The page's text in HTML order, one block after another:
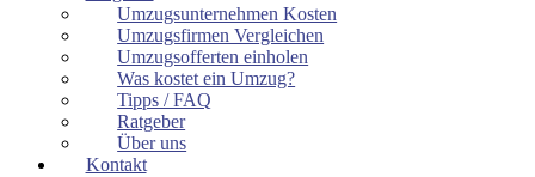
Umzugsunternehmen Kosten
Umzugsfirmen Vergleichen
Umzugsofferten einholen
Was kostet ein Umzug?
Tipps / FAQ
Ratgeber
Über uns
Kontakt